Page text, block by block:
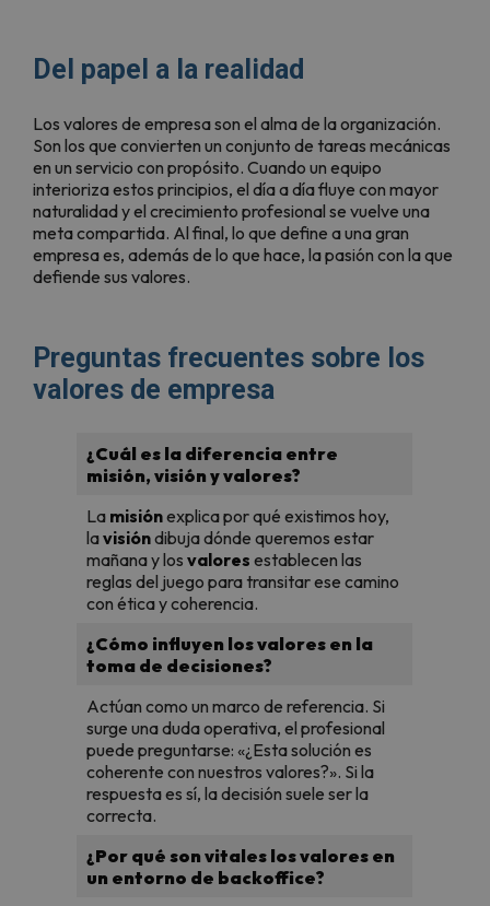
Del papel a la realidad
Los valores de empresa son el alma de la organización.
Son los que convierten un conjunto de tareas mecánicas
en un servicio con propósito. Cuando un equipo
interioriza estos principios, el día a día fluye con mayor
naturalidad y el crecimiento profesional se vuelve una
meta compartida. Al final, lo que define a una gran
empresa es, además de lo que hace, la pasión con la que
defiende sus valores.
Preguntas frecuentes sobre los
valores de empresa
¿Cuál es la diferencia entre
misión, visión y valores?
La misiónexplica por qué existimos hoy,
lavisióndibuja dónde queremos estar
mañana y los valores establecen las
reglas del juego para transitar ese camino
con ética y coherencia.
¿Cómo influyen los valores en la
toma de decisiones?
Actúan como un marco de referencia. Si
surge una duda operativa, el profesional
puede preguntarse: «¿Esta solución es
coherente con nuestros valores?». Si la
respuesta es sí, la decisión suele ser la
correcta.
¿Por qué son vitales los valores en
un entorno de backoffice?